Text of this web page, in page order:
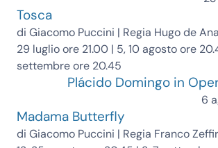
Tosca
di Giacomo Puccini | Regia Hugo de Ana
29 luglio ore 21.00 | 5, 10 agosto ore
settembre ore 20.45
Plácido Domingo in
6
Madama Butterfly
di Giacomo Puccini | Regia Franco